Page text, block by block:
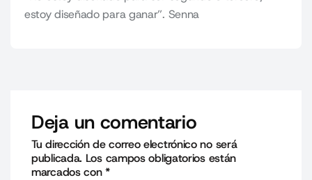
estoy diseñado para ganar”. Senna
Deja un comentario
Tu dirección de correo electrónico no será
publicada. Los campos obligatorios están
marcados con*